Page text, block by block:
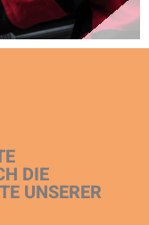
DIE
UNSERER